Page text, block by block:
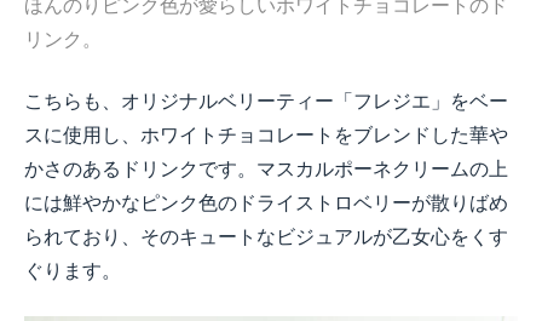
ほんのりピンク色が愛らしいホワイトチョコレートのド
リンク。
こちらも、オリジナルベリーティー「フレジエ」をベー
スに使用し、ホワイトチョコレートをブレンドした華や
かさのあるドリンクです。マスカルポーネクリームの上
には鮮やかなピンク色のドライストロベリーが散りばめ
られており、そのキュートなビジュアルが乙女心をくす
ぐります。